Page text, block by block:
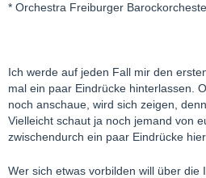
* Orchestra Freiburger
Ich werde auf jeden Fall mir den
mal ein paar Eindrücke hinterlassen.
noch anschaue, wird sich zeigen,
Vielleicht schaut ja noch jemand von
zwischendurch ein paar Eindrücke
Wer sich etwas vorbilden will über die